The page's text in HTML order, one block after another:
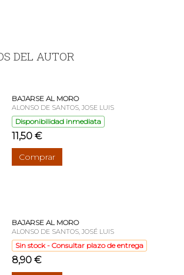
DEL AUTOR
BAJARSE AL MORO
ALONSO DE SANTOS, JOSE LUIS
Disponibilidad inmediata
11,50 €
Comprar
BAJARSE AL MORO
ALONSO DE SANTOS, JOSÉ LUIS
Sin stock - Consultar plazo de entrega
8,90 €